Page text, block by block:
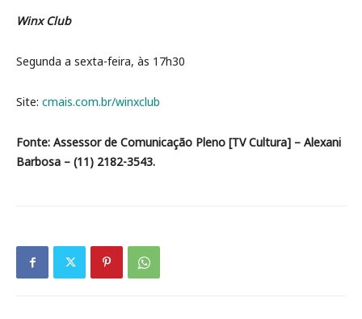
Winx Club
Segunda a sexta-feira, às 17h30
Site: cmais.com.br/winxclub
Fonte: Assessor de Comunicação Pleno [TV Cultura] – Alexani
Barbosa – (11) 2182-3543.